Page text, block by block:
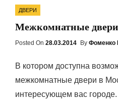
Categories
ДВЕРИ
Межкомнатные
Posted On Posted
28.03.2014 By Фоменко
В котором доступна
межкомнатные двери в
интересующем вас городе.